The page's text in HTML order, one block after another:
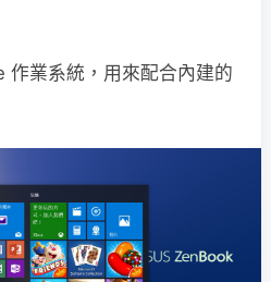
業系統，用來配合內建的